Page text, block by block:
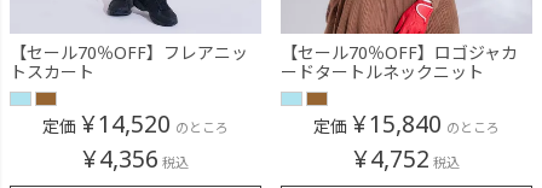
【セール70％OFF】フレアニッ
トスカート
定価 ¥14,520 のところ
¥4,356 税込
【セール70％OFF】ロゴジャカ
ードタートルネックニット
定価 ¥15,840 のところ
¥4,752 税込